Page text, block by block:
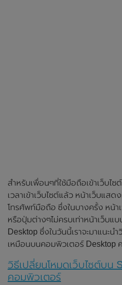
สำหรับเพื่อนๆที่ใช้มือถือเข้าเว็บไ
เวลาเข้าเว็บไซต์แล้ว หน้าเว็บแส
โทรศัพท์มือถือ ซึ่งในบางครั้ง หน้
หรือปุ่มต่างๆไม่ครบเท่าหน้าเว็บแ
Desktop ซึ่งในวันนี้เราจะมาแนะน
เหมือนบนคอมพิวเตอร์ Desktop
วิธีเปลี่ยนโหมดเว็บไซต์บน
คอมพิวเตอร์